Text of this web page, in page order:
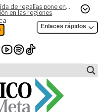
de regalías pone en
en las regiones
Enlaces rápidos